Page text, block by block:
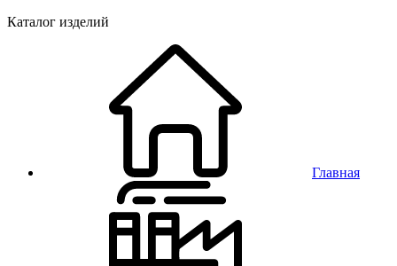
Каталог изделий
Главная